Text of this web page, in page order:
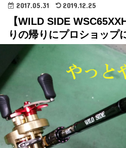
2017.05.31 2019.12.25
【WILD SIDE
りの帰りにプロショップ